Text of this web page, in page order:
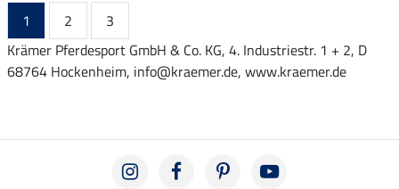
1 2
3
Krämer Pferdesport GmbH & Co. KG, 4. Industriestr. 1 + 2, D
68764 Hockenheim, info@kraemer.de, www.kraemer.de